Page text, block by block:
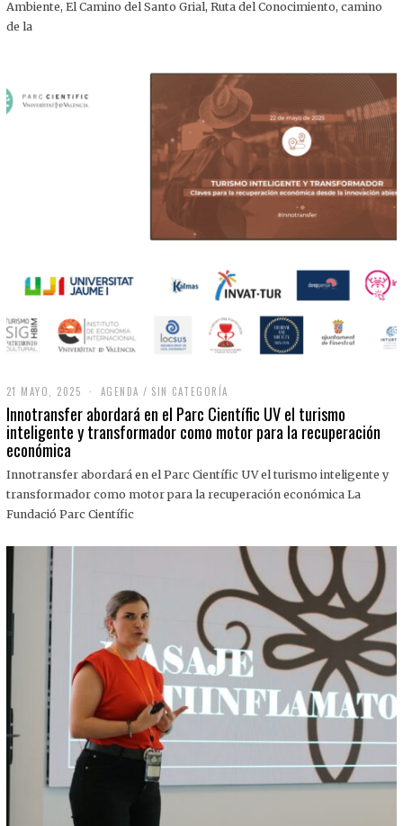
0
Ambiente, El Camino del Santo Grial, Ruta del Conocimiento, camino
de la
21 MAYO, 2025
M
A
Y
,
0
2
AGENDA / SIN CATEGORÍA
Innotransfer abordará en el Parc Científic UV el turismo
inteligente y transformador como motor para la recuperación
económica
Innotransfer abordará en el Parc Científic UV el turismo inteligente y
transformador como motor para la recuperación económica La
Fundació Parc Científic